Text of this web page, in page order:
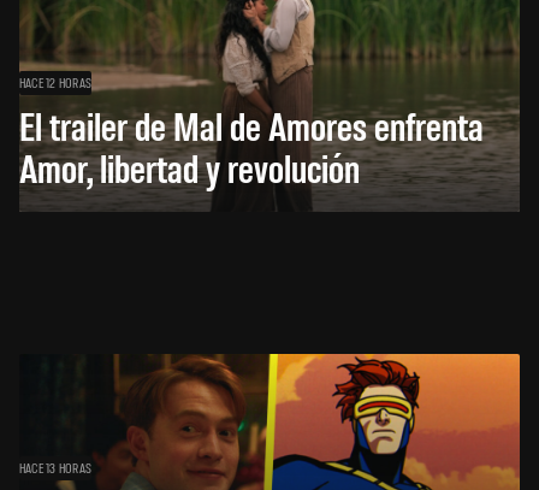
HACE 12 HORAS
El trailer de Mal de Amores enfrenta
Amor, libertad y revolución
HACE 13 HORAS